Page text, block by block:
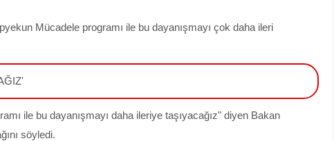
Mücadele programı ile bu dayanışmayı çok daha ileri
ile bu dayanışmayı daha ileriye taşıyacağız" diyen Bakan
söyledi.